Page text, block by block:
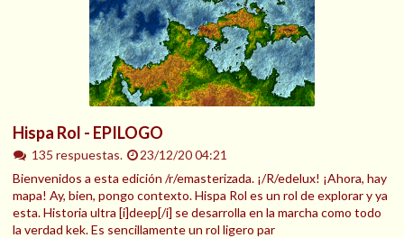
Hispa Rol - EPILOGO
135 respuestas.
23/12/20 04:21
Bienvenidos a esta edición /r/emasterizada. ¡/R/edelux! ¡Ahora, hay
mapa! Ay, bien, pongo contexto. Hispa Rol es un rol de explorar y ya
esta. Historia ultra [i]deep[/i] se desarrolla en la marcha como todo
la verdad kek. Es sencillamente un rol ligero par